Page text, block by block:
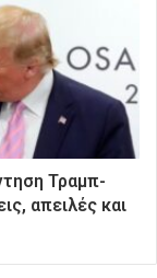
Τραμπ-
απειλές και